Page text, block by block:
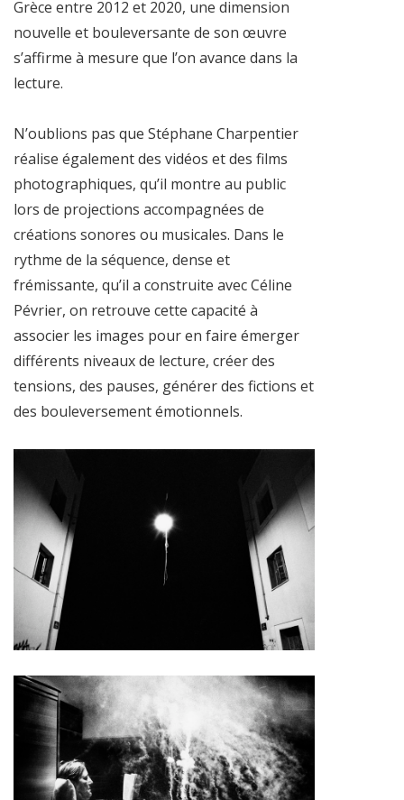
Grèce entre 2012 et 2020, une dimension
nouvelle et bouleversante de son œuvre
s’affirme à mesure que l’on avance dans la
lecture.
N’oublions pas que Stéphane Charpentier
réalise également des vidéos et des films
photographiques, qu’il montre au public
lors de projections accompagnées de
créations sonores ou musicales. Dans le
rythme de la séquence, dense et
frémissante, qu’il a construite avec Céline
Pévrier, on retrouve cette capacité à
associer les images pour en faire émerger
différents niveaux de lecture, créer des
tensions, des pauses, générer des fictions et
des bouleversement émotionnels.